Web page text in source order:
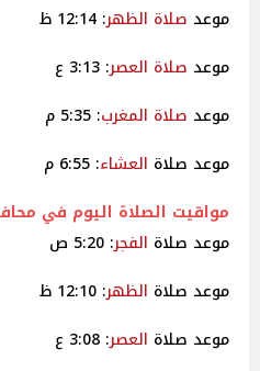
موعد صلاة الظهر: 12:14 ظ
موعد صلاة العصر: 3:13 ع
موعد صلاة المغرب: 5:35 م
موعد صلاة العشاء: 6:55 م
مواقيت الصلاة اليوم في
موعد صلاة الفجر: 5:20 ص
موعد صلاة الظهر: 12:10 ظ
موعد صلاة العصر: 3:08 ع